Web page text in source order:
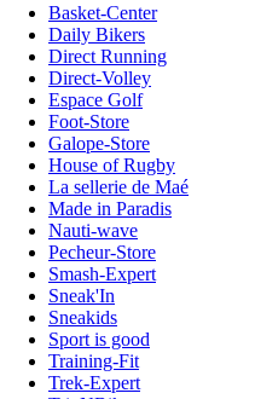
Basket-Center
Daily Bikers
Direct Running
Direct-Volley
Espace Golf
Foot-Store
Galope-Store
House of Rugby
La sellerie de Maé
Made in Paradis
Nauti-wave
Pecheur-Store
Smash-Expert
Sneak'In
Sneakids
Sport is good
Training-Fit
Trek-Expert